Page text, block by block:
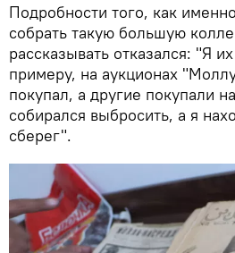
Подробности того, как
собрать такую большую
рассказывать отказался: "Я
примеру, на аукционах
покупал, а другие покупали
собирался выбросить, а я
сберег".